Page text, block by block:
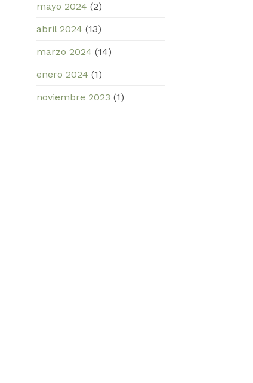
mayo 2024 (2)
abril 2024 (13)
marzo 2024 (14)
enero 2024 (1)
noviembre 2023 (1)